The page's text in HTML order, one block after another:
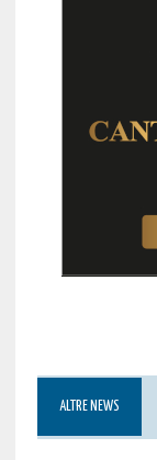
ALTRE NEWS